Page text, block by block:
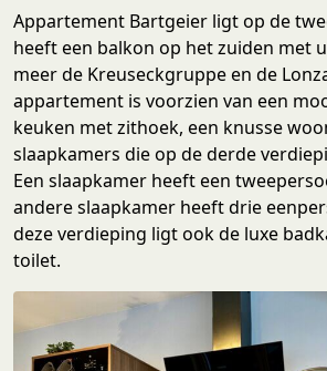
Appartement Bartgeier ligt op de
heeft een balkon op het zuiden met
meer de Kreuseckgruppe en de
appartement is voorzien van een
keuken met zithoek, een knusse
slaapkamers die op de derde
Een slaapkamer heeft een
andere slaapkamer heeft drie
deze verdieping ligt ook de luxe
toilet.